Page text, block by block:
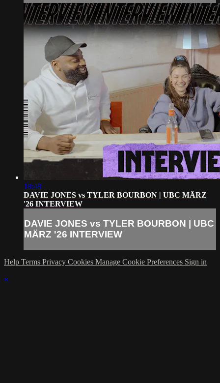
18:48
DAVIE JONES vs TYLER BOURBON | UBC MÄRZ
'26 INTERVIEW
DAVIE JONES vs TYLER BOURBON | UBC
MÄRZ '26 INTERVIEW
Help Terms Privacy Cookies Manage Cookie Preferences Sign in
×